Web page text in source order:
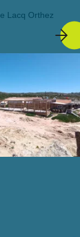
Lacq Orthez